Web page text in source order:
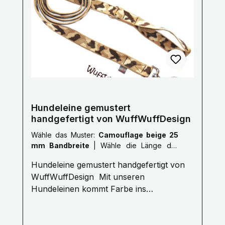
Handwäsche mit einem milden
Waschmittel, bitte Luft trocknen. Größe
Länge S 1,0 Meter M 1,5 Meter L 2,0
fertigen wir auch nach deinen Wünschen
auf Anfrage.Kontaktiere uns Hier! Mail:
info@wuffwuffdesign.de Phone: 0711-
Hundeleine gemustert
handgefertigt von WuffWuffDesign
Wähle das Muster: Camouflage beige 25
mm Bandbreite
Hundeleine gemustert handgefertigt von
WuffWuffDesign Mit unseren
Hundeleinen kommt Farbe ins